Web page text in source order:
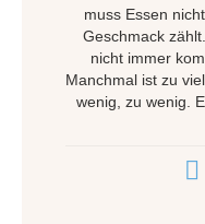
muss Essen
Geschmack
nicht immer
Manchmal ist zu
wenig, zu wenig.